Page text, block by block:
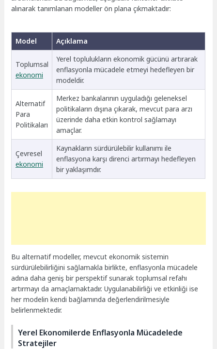
alınarak tanımlanan modeller ön plana çıkmaktadır:
Model Açıklama
Toplumsal
ekonomi
Yerel toplulukların ekonomik gücünü artırarak
enflasyonla mücadele etmeyi hedefleyen bir
modeldir.
Alternatif
Para
Politikaları
Merkez bankalarının uyguladığı geleneksel
politikaların dışına çıkarak, mevcut para arzı
üzerinde daha etkin kontrol sağlamayı
amaçlar.
Çevresel
ekonomi
Kaynakların sürdürülebilir kullanımı ile
enflasyona karşı direnci artırmayı hedefleyen
bir yaklaşımdır.
Bu alternatif modeller, mevcut ekonomik sistemin
sürdürülebilirliğini sağlamakla birlikte, enflasyonla mücadele
adına daha geniş bir perspektif sunarak toplumsal refahı
artırmayı da amaçlamaktadır. Uygulanabilirliği ve etkinliği ise
her modelin kendi bağlamında değerlendirilmesiyle
belirlenmektedir.
Yerel Ekonomilerde Enflasyonla Mücadelede
Stratejiler